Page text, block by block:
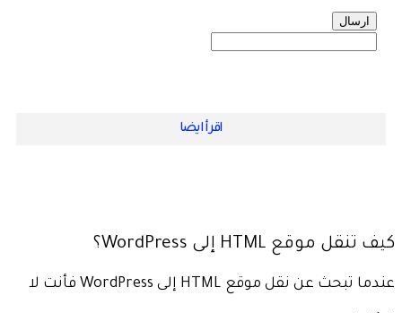
ارسال
اقرأ ايضا
كيف تنقل موقع HTML إلى WordPress؟
عندما تبحث عن نقل موقع HTML إلى WordPress فأنت لا